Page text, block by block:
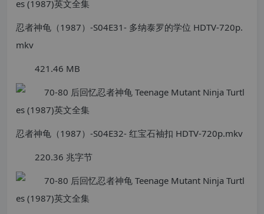
忍者神龟（1987）-S04E31- 多纳泰罗的学位 HDTV-720p.
mkv
421.46 MB
忍者神龟（1987）-S04E32- 红宝石袖扣 HDTV-720p.mkv
220.36 兆字节